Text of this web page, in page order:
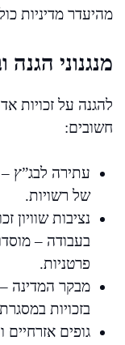
מהיעדר מדיניות
מנגנוני הגנה
להגנה על זכויות
חשובים:
עתירה לבג”ץ
של רשויות.
נציבות שוויון
בעבודה –
פרטניות.
מבקר המדינה
בזכויות
גופים